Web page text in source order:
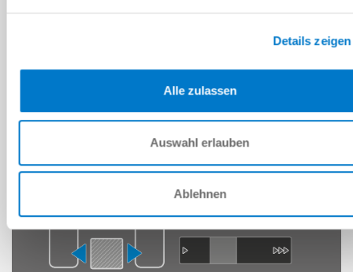
Details zeigen
Alle zulassen
Auswahl erlauben
Ablehnen
expertZ는 모든 그리퍼 전문가를 위한 소프트웨어 툴입니다. 이를